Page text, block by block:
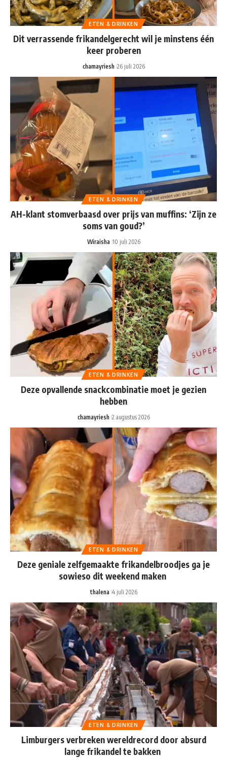
ETEN & DRINKEN
Dit verrassende frikandelgerecht wil je minstens één
keer proberen
chamayriesh 26 juli 2026
ETEN & DRINKEN
AH-klant stomverbaasd over prijs van muffins: ‘Zijn ze
soms van goud?’
Wiraisha 10 juli 2026
ETEN & DRINKEN
Deze opvallende snackcombinatie moet je gezien
hebben
chamayriesh 2 augustus 2026
ETEN & DRINKEN
Deze geniale zelfgemaakte frikandelbroodjes ga je
sowieso dit weekend maken
thalena 4 juli 2026
ETEN & DRINKEN
Limburgers verbreken wereldrecord door absurd
lange frikandel te bakken